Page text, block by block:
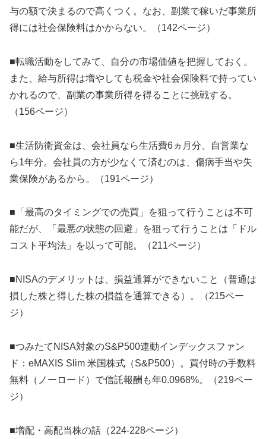
与の額で決まるので高くつく。なお、副業で稼いだ事業所
得には社会保険料はかからない。（142ページ）
■転職活動をしてみて、自分の市場価値を把握しておく。
また、給与所得は増やしても税金や社会保険料で持ってい
かれるので、副業の事業所得を得ることに挑戦する。
（156ページ）
■生活防衛資金は、会社員なら生活費6ヵ月分、自営業な
ら1年分。会社員の方が少なくて済むのは、傷病手当や失
業保険があるから。（191ページ）
■「最高のタイミングでの売買」を狙って行うことは不可
能だが、「最悪の状態の回避」を狙って行うことは「ドル
コスト平均法」を以って可能。（211ページ）
■NISAのデメリットは、損益通算ができないこと（普通は
損した株と得した株の損益を通算できる）。（215ペー
ジ）
■つみたてNISA対象のS&P500連動インデックスファン
ド：eMAXIS Slim 米国株式（S&P500）。買付時の手数料
無料（ノーロード）で信託報酬も年0.0968%。（219ペー
ジ）
■増配・高配当株の話（224-228ページ）